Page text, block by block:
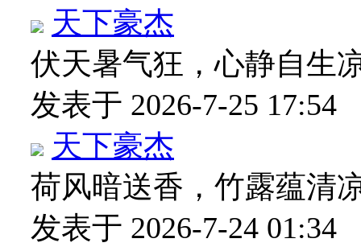
天下豪杰
伏天暑气狂，心静自生
发表于 2026-7-25 17:54
天下豪杰
荷风暗送香，竹露蕴清
发表于 2026-7-24 01:34